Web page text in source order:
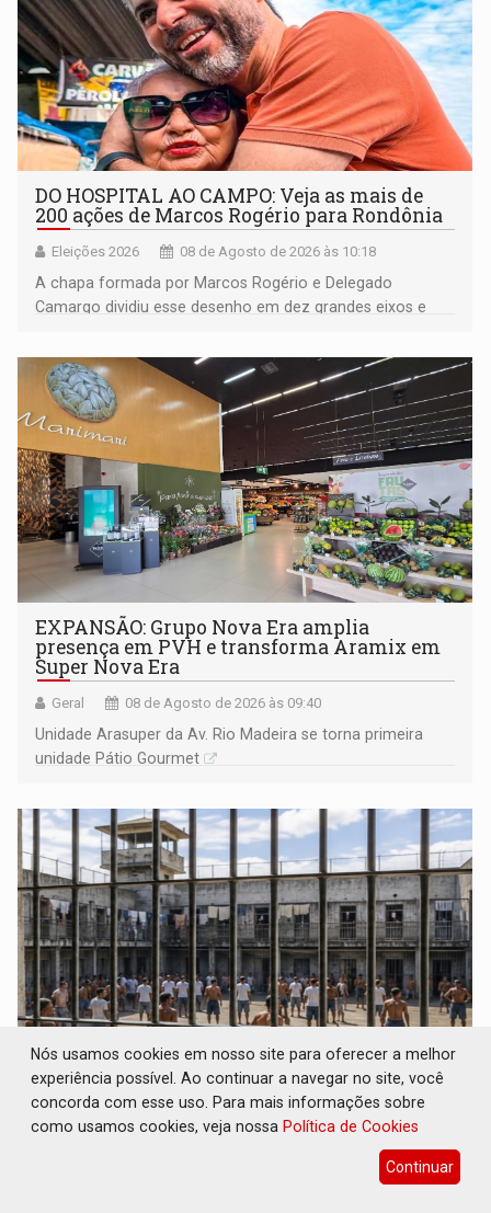
DO HOSPITAL AO CAMPO: Veja as mais de
200 ações de Marcos Rogério para Rondônia
Eleições 2026 08 de Agosto de 2026 às 10:18
A chapa formada por Marcos Rogério e Delegado
Camargo dividiu esse desenho em dez grandes eixos e
EXPANSÃO: Grupo Nova Era amplia
presença em PVH e transforma Aramix em
Super Nova Era
Geral 08 de Agosto de 2026 às 09:40
Unidade Arasuper da Av. Rio Madeira se torna primeira
unidade Pátio Gourmet
ROTA GLOBAL: PCC amplia presença
internacional e transforma Brasil em
corredor da cocaína
08 de Agosto de 2026 às 09:13
Rondônia está no mapa do roteiro da cocaína que
Nós usamos cookies em nosso site para oferecer a melhor
experiência possível. Ao continuar a navegar no site, você
concorda com esse uso. Para mais informações sobre
como usamos cookies, veja nossa Política de Cookies
Continuar